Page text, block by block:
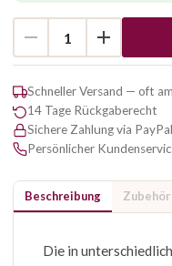
Schneller Versand — oft
14 Tage Rückgaberecht
Sichere Zahlung via
Persönlicher
Beschreibung Zubehör
Die in